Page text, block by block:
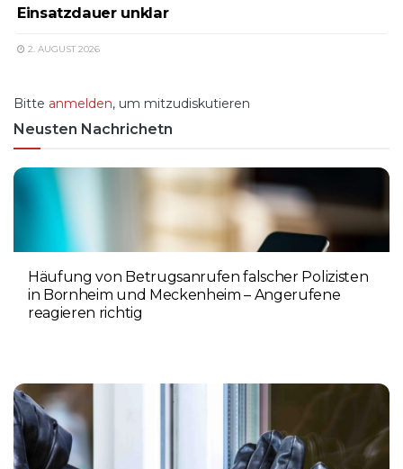
Einsatzdauer unklar
2. AUGUST 2026
Bitte anmelden, um mitzudiskutieren
Neusten Nachrichetn
Häufung von Betrugsanrufen falscher Polizisten
in Bornheim und Meckenheim – Angerufene
reagieren richtig